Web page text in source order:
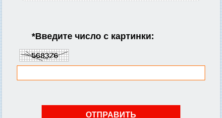
*Введите число с картинки: